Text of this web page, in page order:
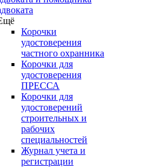
Корочки
удостоверения
частного охранника
Корочки для
удостоверения
ПРЕССА
Корочки для
удостоверений
строительных и
рабочих
специальностей
Журнал учета и
регистрации